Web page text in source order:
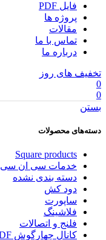
فایل PDF
پروژه ها
مقالات
تماس با ما
درباره ما
تخفیف های روز
0
0
بستن
دسته‌های محصولات
Square products
خدمات سی ان سی
دسته بندی نشده
دود کش
ساپورت
فلاشینگ
فلنج و اتصالات
کانال چهارگوش TDC , TDF